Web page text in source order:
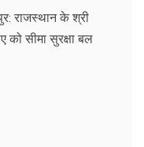
राजस्थान के श्री
को सीमा सुरक्षा बल